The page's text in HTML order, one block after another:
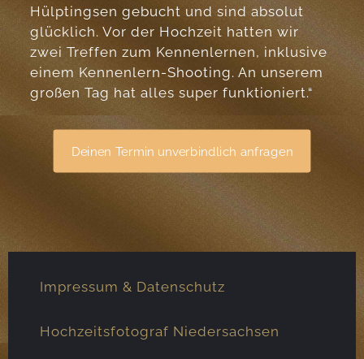
Hülptingsen gebucht und sind absolut
glücklich. Vor der Hochzeit hatten wir
zwei Treffen zum Kennenlernen, inklusive
einem Kennenlern-Shooting. An unserem
großen Tag hat alles super funktioniert.“
Deinen Termin unverbindlich anfragen
Impressum & Datenschutz
Hochzeitsfotograf Niedersachsen